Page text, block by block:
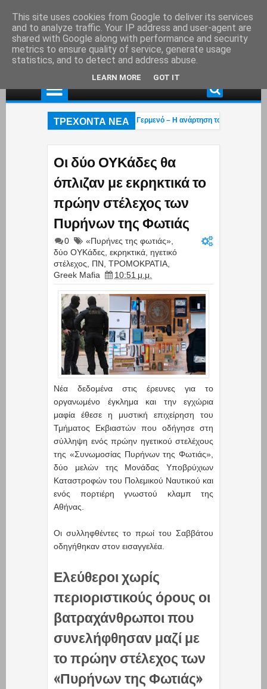
ΤΡΕΧΟΝΤΑ ΝΕΑ
το εξοχικό του ηθοποιού στο Πόρτο Γερμενό – Η ανάρτηση του γιου του
Οι δύο ΟΥΚάδες θα
όπλιζαν με εκρηκτικά το
πρώην στέλεχος των
Πυρήνων της Φωτιάς
0 «Πυρήνες της φωτιάς»
δύο ΟΥΚάδες εκρηκτικά ηγετικό
στέλεχος
ΠΝ ΤΡΟΜΟΚΡΑΤΙΑ
Greek Mafia
10:51 μ.μ.
Νέα δεδομένα στις έρευνες για το
οργανωμένο έγκλημα και την εγχώρια
μαφία έθεσε η μυστική επιχείρηση του
Τμήματος Εκβιαστών που οδήγησε στη
σύλληψη ενός πρώην ηγετικού στελέχους
της «Συνωμοσίας Πυρήνων της Φωτιάς»,
δύο μελών της Μονάδας Υποβρύχιων
Καταστροφών του Πολεμικού Ναυτικού και
ενός πορτιέρη γνωστού κλαμπ της
Αθήνας.
Οι συλληφθέντες το πρωί του Σαββάτου
οδηγήθηκαν στον εισαγγελέα.
Ελεύθεροι χωρίς
περιοριστικούς όρους οι
βατραχάνθρωποι που
συνελήφθησαν μαζί με
το πρώην στέλεχος των
«Πυρήνων της Φωτιάς»
This site uses cookies from Google to deliver its services
and to analyze traffic. Your IP address and user-agent are
shared with Google along with performance and security
metrics to ensure quality of service, generate usage
statistics, and to detect and address abuse.
LEARN MORE GOT IT